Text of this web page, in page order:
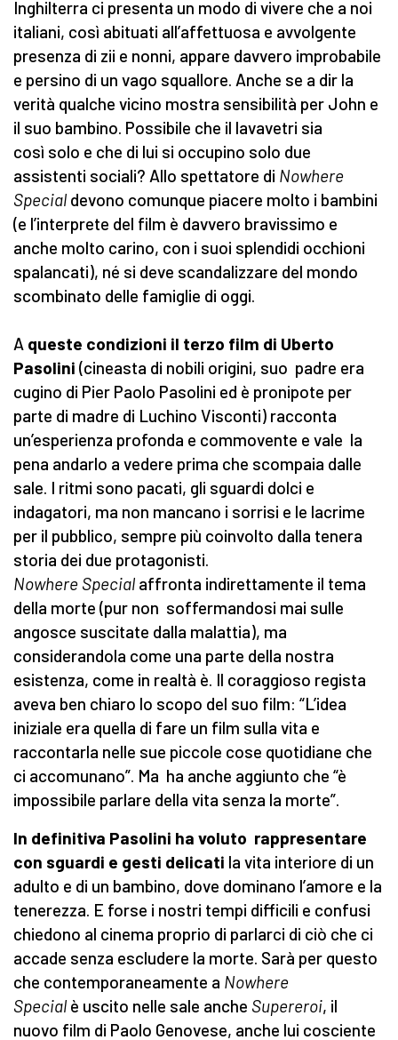
Inghilterra ci presenta un modo di vivere che a noi
italiani, così abituati all’affettuosa e avvolgente
presenza di zii e nonni, appare davvero improbabile
e persino di un vago squallore. Anche se a dir la
verità qualche vicino mostra sensibilità per John e
il suo bambino. Possibile che il lavavetri sia
così solo e che di lui si occupino solo due
assistenti sociali? Allo spettatore di Nowhere
Special devono comunque piacere molto i bambini
(e l’interprete del film è davvero bravissimo e
anche molto carino, con i suoi splendidi occhioni
spalancati), né si deve scandalizzare del mondo
scombinato delle famiglie di oggi.
A queste condizioni il terzo film di Uberto
Pasolini (cineasta di nobili origini, suo padre era
cugino di Pier Paolo Pasolini ed è pronipote per
parte di madre di Luchino Visconti) racconta
un’esperienza profonda e commovente e vale la
pena andarlo a vedere prima che scompaia dalle
sale. I ritmi sono pacati, gli sguardi dolci e
indagatori, ma non mancano i sorrisi e le lacrime
per il pubblico, sempre più coinvolto dalla tenera
storia dei due protagonisti.
Nowhere Special affronta indirettamente il tema
della morte (pur non soffermandosi mai sulle
angosce suscitate dalla malattia), ma
considerandola come una parte della nostra
esistenza, come in realtà è. Il coraggioso regista
aveva ben chiaro lo scopo del suo film: “L’idea
iniziale era quella di fare un film sulla vita e
raccontarla nelle sue piccole cose quotidiane che
ci accomunano”. Ma ha anche aggiunto che “è
impossibile parlare della vita senza la morte”.
In definitiva Pasolini ha voluto rappresentare
con sguardi e gesti delicati la vita interiore di un
adulto e di un bambino, dove dominano l’amore e la
tenerezza. E forse i nostri tempi difficili e confusi
chiedono al cinema proprio di parlarci di ciò che ci
accade senza escludere la morte. Sarà per questo
che contemporaneamente a Nowhere
Special è uscito nelle sale anche Supereroi, il
nuovo film di Paolo Genovese, anche lui cosciente